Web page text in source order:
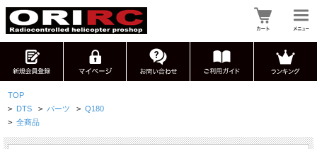
TOP
> DTS > パーツ > Q180
> 全商品